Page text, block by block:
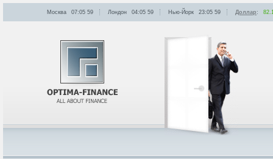
Москва 07:05 59 Лондон 04:05 59 Нью-Йорк 23:05 59 Доллар: